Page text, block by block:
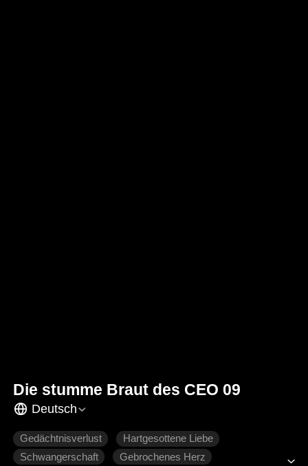
Die stumme Braut des CEO 09
Deutsch
Gedächtnisverlust
Hartgesottene Liebe
Schwangerschaft
Gebrochenes Herz